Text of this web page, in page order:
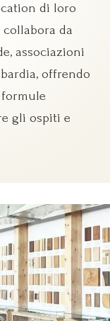
di loro
da
associazioni
offrendo
gli ospiti e